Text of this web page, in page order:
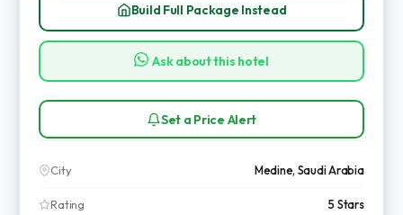
Build Full Package Instead
Ask about this hotel
Set a Price Alert
City Medine, Saudi Arabia
Rating 5 Stars